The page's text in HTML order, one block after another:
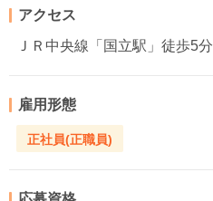
アクセス
ＪＲ中央線「国立駅」徒歩5分
雇用形態
正社員(正職員)